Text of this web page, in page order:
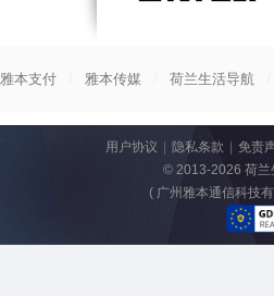
雅本支付 雅本传媒 荷兰生活导航
用户协议 隐私条款 免责
© 2013-2026 荷兰
( 广州雅本通信科技